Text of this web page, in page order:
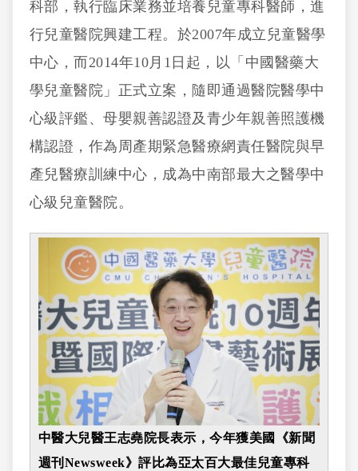
科部，執行臨床業務並培養兒童專科醫師，進
行兒童醫院興建工程。於2007年成立兒童醫學
中心，而2014年10月1日起，以「中國醫藥大
學兒童醫院」正式立案，隨即通過醫院醫學中
心級評鑑、母嬰親善認證及青少年親善照護機
構認證，作為周產期緊急醫療網責任醫院與早
產兒醫療訓練中心，成為中南部最大之醫學中
心級兒童醫院。
中醫大兒醫王志堯院長表示，今年獲美國《新聞
週刊Newsweek》評比為亞太百大最佳兒童專科